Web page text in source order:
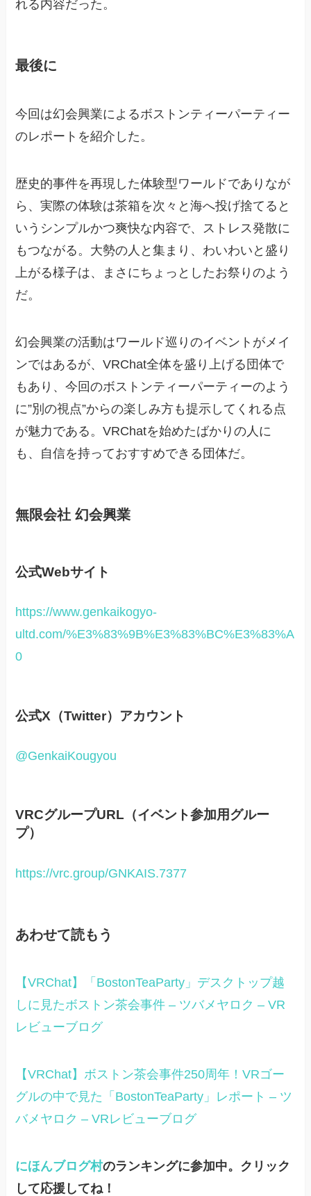
れる内容だった。
最後に
今回は幻会興業によるボストンティーパーティー
のレポートを紹介した。
歴史的事件を再現した体験型ワールドでありなが
ら、実際の体験は茶箱を次々と海へ投げ捨てると
いうシンプルかつ爽快な内容で、ストレス発散に
もつながる。大勢の人と集まり、わいわいと盛り
上がる様子は、まさにちょっとしたお祭りのよう
だ。
幻会興業の活動はワールド巡りのイベントがメイ
ンではあるが、VRChat全体を盛り上げる団体で
もあり、今回のボストンティーパーティーのよう
に”別の視点”からの楽しみ方も提示してくれる点
が魅力である。VRChatを始めたばかりの人に
も、自信を持っておすすめできる団体だ。
無限会社 幻会興業
公式Webサイト
https://www.genkaikogyo-
ultd.com/%E3%83%9B%E3%83%BC%E3%83%A
0
公式X（Twitter）アカウント
@GenkaiKougyou
VRCグループURL（イベント参加用グルー
プ）
https://vrc.group/GNKAIS.7377
あわせて読もう
【VRChat】「BostonTeaParty」デスクトップ越
しに見たボストン茶会事件 – ツバメヤロク – VR
レビューブログ
【VRChat】ボストン茶会事件250周年！VRゴー
グルの中で見た「BostonTeaParty」レポート – ツ
バメヤロク – VRレビューブログ
にほんブログ村のランキングに参加中。クリック
して応援してね！